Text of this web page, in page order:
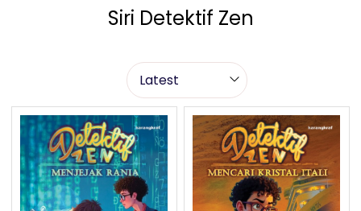
Siri Detektif Zen